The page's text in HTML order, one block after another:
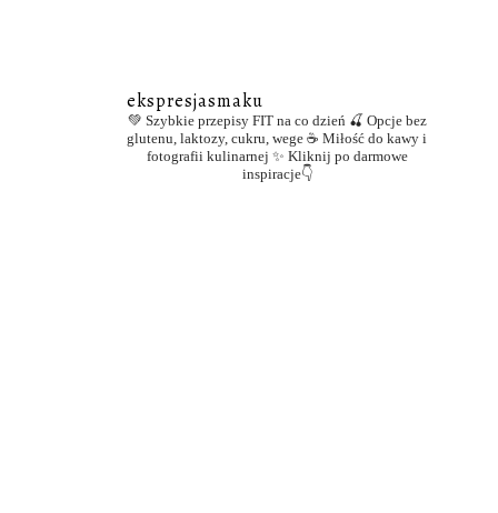
ekspresjasmaku
💚 Szybkie przepisy FIT na co dzień 🍒 Opcje bez
glutenu, laktozy, cukru, wege ☕ Miłość do kawy i
fotografii kulinarnej ✨ Kliknij po darmowe
inspiracje👇